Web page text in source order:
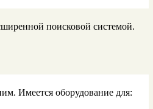
поисковой системой.
Имеется оборудование для: